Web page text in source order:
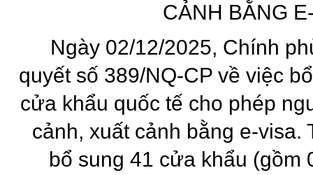
CẢNH BẰNG
Ngày 02/12/2025, Chính
quyết số 389/NQ-CP về việc
cửa khẩu quốc tế cho phép
cảnh, xuất cảnh bằng e-visa.
bổ sung 41 cửa khẩu (gồm